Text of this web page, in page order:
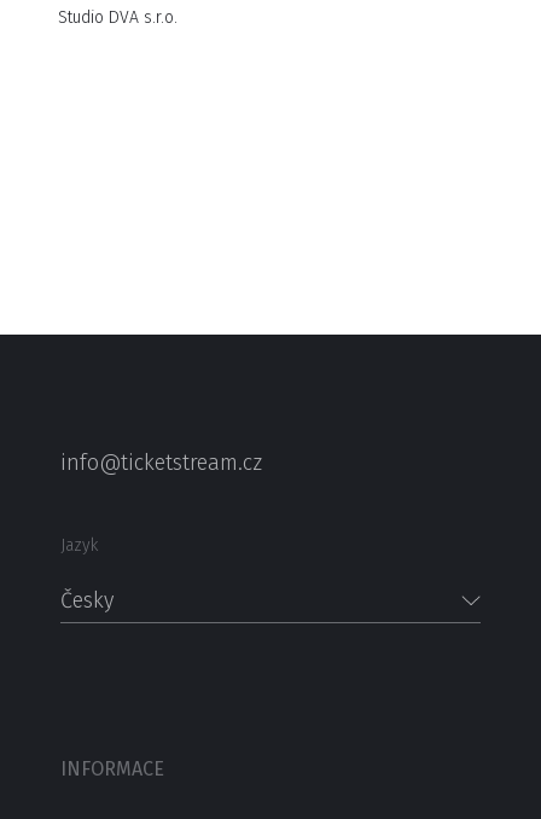
Studio DVA s.r.o.
info@ticketstream.cz
Jazyk
Česky
INFORMACE